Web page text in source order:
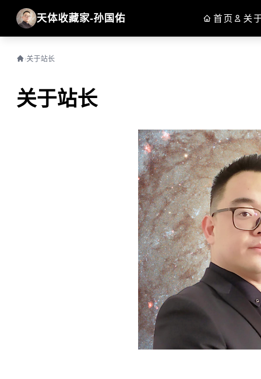
天体收藏家-孙国佑 首页 关
›关于站长
关于站长